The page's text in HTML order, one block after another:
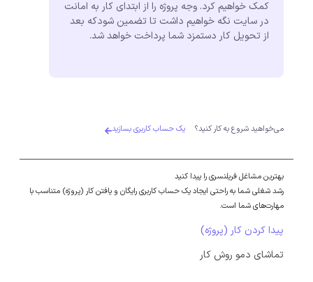
کمک خواهیم کرد. وجه پروژه را از ابتدای کار به امانت
در سایت نگه خواهیم داشت تا تضمین شودکه بعد
از تحویل کار دستمزد شما پرداخت خواهد شد.
می‌خواهید شروع به کار کنید؟ یک حساب کاربری بسازید
بهترین مشاغل فریلنسری را پیدا کنید
رشد شغلی شما به راحتی ایجاد یک حساب کاربری رایگان و یافتن کار (پروژه) متناسب با
مهارت‌های شما است.
پیدا کردن کار (پروژه)
تماشای دمو روش کار